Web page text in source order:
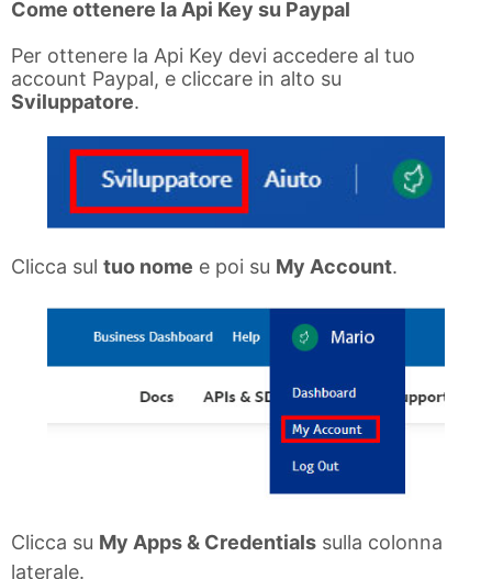
Come ottenere la Api Key su Paypal
Per ottenere la Api Key devi accedere al tuo
account Paypal, e cliccare in alto su
Sviluppatore.
Clicca sul tuo nome e poi su My Account.
Clicca su My Apps & Credentials sulla colonna
laterale.